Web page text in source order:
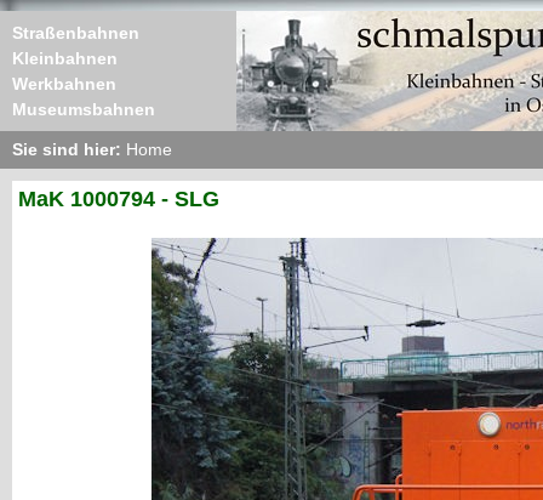
Straßenbahnen
Kleinbahnen
Werkbahnen
Museumsbahnen
Sie sind hier: Home
MaK 1000794 - SLG